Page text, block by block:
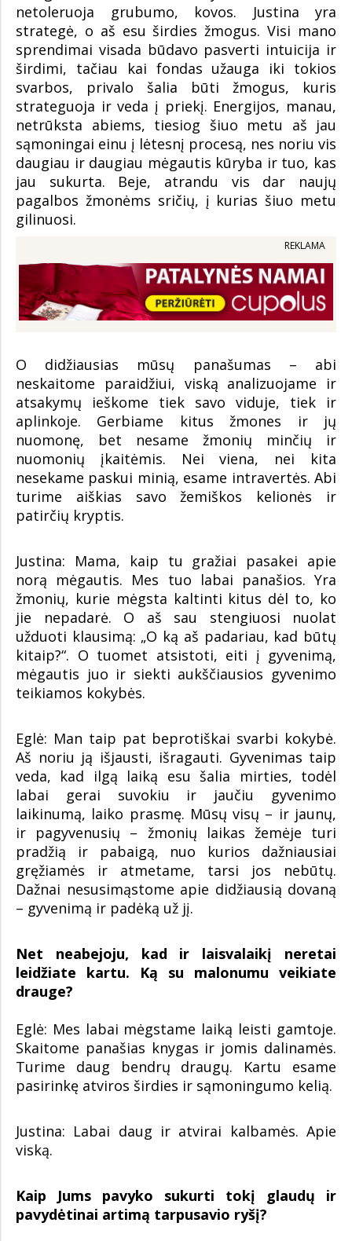
netoleruoja grubumo, kovos. Justina yra
strategė, o aš esu širdies žmogus. Visi mano
sprendimai visada būdavo pasverti intuicija ir
širdimi, tačiau kai fondas užauga iki tokios
svarbos, privalo šalia būti žmogus, kuris
strateguoja ir veda į priekį. Energijos, manau,
netrūksta abiems, tiesiog šiuo metu aš jau
sąmoningai einu į lėtesnį procesą, nes noriu vis
daugiau ir daugiau mėgautis kūryba ir tuo, kas
jau sukurta. Beje, atrandu vis dar naujų
pagalbos žmonėms sričių, į kurias šiuo metu
gilinuosi.
REKLAMA
O didžiausias mūsų panašumas – abi
neskaitome paraidžiui, viską analizuojame ir
atsakymų ieškome tiek savo viduje, tiek ir
aplinkoje. Gerbiame kitus žmones ir jų
nuomonę, bet nesame žmonių minčių ir
nuomonių įkaitėmis. Nei viena, nei kita
nesekame paskui minią, esame intravertės. Abi
turime aiškias savo žemiškos kelionės ir
patirčių kryptis.
Justina: Mama, kaip tu gražiai pasakei apie
norą mėgautis. Mes tuo labai panašios. Yra
žmonių, kurie mėgsta kaltinti kitus dėl to, ko
jie nepadarė. O aš sau stengiuosi nuolat
užduoti klausimą: „O ką aš padariau, kad būtų
kitaip?“. O tuomet atsistoti, eiti į gyvenimą,
mėgautis juo ir siekti aukščiausios gyvenimo
teikiamos kokybės.
Eglė: Man taip pat beprotiškai svarbi kokybė.
Aš noriu ją išjausti, išragauti. Gyvenimas taip
veda, kad ilgą laiką esu šalia mirties, todėl
labai gerai suvokiu ir jaučiu gyvenimo
laikinumą, laiko prasmę. Mūsų visų – ir jaunų,
ir pagyvenusių – žmonių laikas žemėje turi
pradžią ir pabaigą, nuo kurios dažniausiai
gręžiamės ir atmetame, tarsi jos nebūtų.
Dažnai nesusimąstome apie didžiausią dovaną
– gyvenimą ir padėką už jį.
Net neabejoju, kad ir laisvalaikį neretai
leidžiate kartu. Ką su malonumu veikiate
drauge?
Eglė: Mes labai mėgstame laiką leisti gamtoje.
Skaitome panašias knygas ir jomis dalinamės.
Turime daug bendrų draugų. Kartu esame
pasirinkę atviros širdies ir sąmoningumo kelią.
Justina: Labai daug ir atvirai kalbamės. Apie
viską.
Kaip Jums pavyko sukurti tokį glaudų ir
pavydėtinai artimą tarpusavio ryšį?